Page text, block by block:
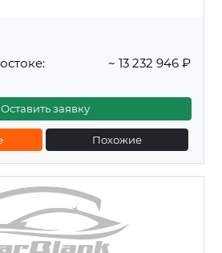
~ 13 232 946 ₽
Оставить заявку
Похожие